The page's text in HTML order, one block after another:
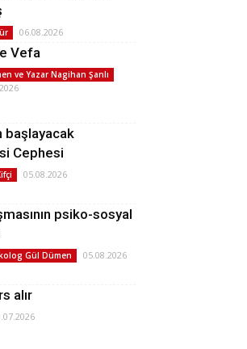
06.08.2026
Vefa
ve Yazar Nagihan Şanlı
başlayacak
Cephesi
05.08.2026
psiko-sosyal
Gül Dümen 05.08.2026
alır